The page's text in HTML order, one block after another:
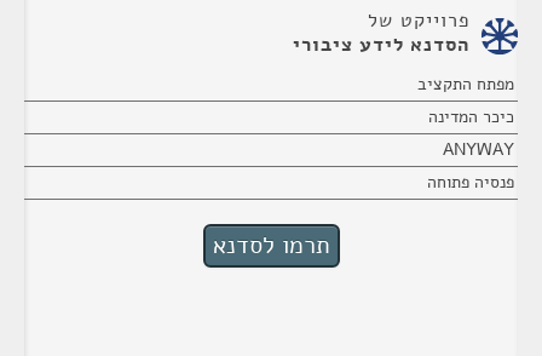
פרוייקט של
הסדנא לידע ציבורי
מפתח התקציב
כיכר המדינה
ANYWAY
פנסיה פתוחה